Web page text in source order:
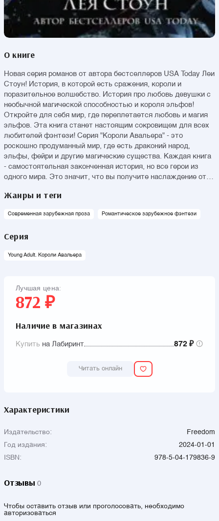
О книге
Новая серия романов от автора бестселлеров USA Today Леи
Стоун! История, в которой есть сражения, короли и
поразительное волшебство. История про любовь девушки с
необычной магической способностью и короля эльфов!
Откройте для себя мир, где переплетается любовь и магия
эльфов. Эта книга станет настоящим сокровищем для всех
любителей фэнтези! Серия "Короли Авальера" - это
роскошно продуманный мир, где есть драконий народ,
эльфы, фейри и другие магические существа. Каждая книга
- самостоятельная законченная история, но все герои из
одного мира. Это значит, что вы получите наслаждение от
жанре романтического фэнтези на Amazon!
Жанры и теги
Современная зарубежная проза Романтическое зарубежное фэнтези
Серия
Young Adult. Короли Авальера
Лучшая цена:
872 ₽
Наличие в магазинах
Купить на Лабиринт 872 ₽
Читать онлайн
Характеристики
Издательство:
Freedom
Год издания:
2024-01-01
ISBN:
978-5-04-179836-9
Отзывы 0
Чтобы оставить отзыв или проголосовать, необходимо
авторизоваться